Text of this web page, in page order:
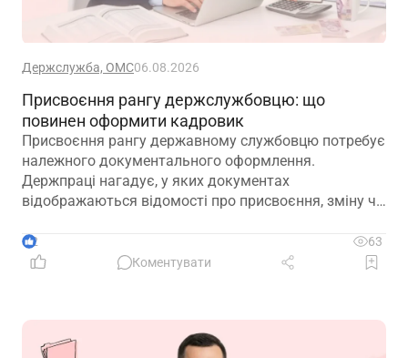
Держслужба, ОМС06.08.2026
Присвоєння рангу держслужбовцю: що
повинен оформити кадровик
Присвоєння рангу державному службовцю потребує
належного документального оформлення.
Держпраці нагадує, у яких документах
відображаються відомості про присвоєння, зміну чи
2
63
Коментувати